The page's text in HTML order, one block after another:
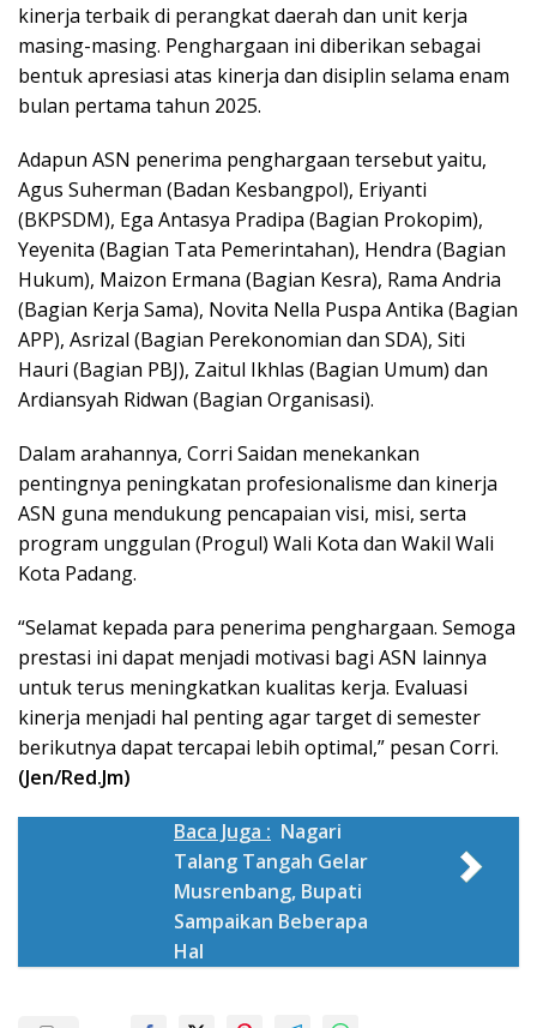
kinerja terbaik di perangkat daerah dan unit kerja
masing-masing. Penghargaan ini diberikan sebagai
bentuk apresiasi atas kinerja dan disiplin selama enam
bulan pertama tahun 2025.
Adapun ASN penerima penghargaan tersebut yaitu,
Agus Suherman (Badan Kesbangpol), Eriyanti
(BKPSDM), Ega Antasya Pradipa (Bagian Prokopim),
Yeyenita (Bagian Tata Pemerintahan), Hendra (Bagian
Hukum), Maizon Ermana (Bagian Kesra), Rama Andria
(Bagian Kerja Sama), Novita Nella Puspa Antika (Bagian
APP), Asrizal (Bagian Perekonomian dan SDA), Siti
Hauri (Bagian PBJ), Zaitul Ikhlas (Bagian Umum) dan
Ardiansyah Ridwan (Bagian Organisasi).
Dalam arahannya, Corri Saidan menekankan
pentingnya peningkatan profesionalisme dan kinerja
ASN guna mendukung pencapaian visi, misi, serta
program unggulan (Progul) Wali Kota dan Wakil Wali
Kota Padang.
“Selamat kepada para penerima penghargaan. Semoga
prestasi ini dapat menjadi motivasi bagi ASN lainnya
untuk terus meningkatkan kualitas kerja. Evaluasi
kinerja menjadi hal penting agar target di semester
berikutnya dapat tercapai lebih optimal,” pesan Corri.
(Jen/Red.Jm)
Baca Juga : Nagari
Talang Tangah Gelar
Musrenbang, Bupati
Sampaikan Beberapa
Hal